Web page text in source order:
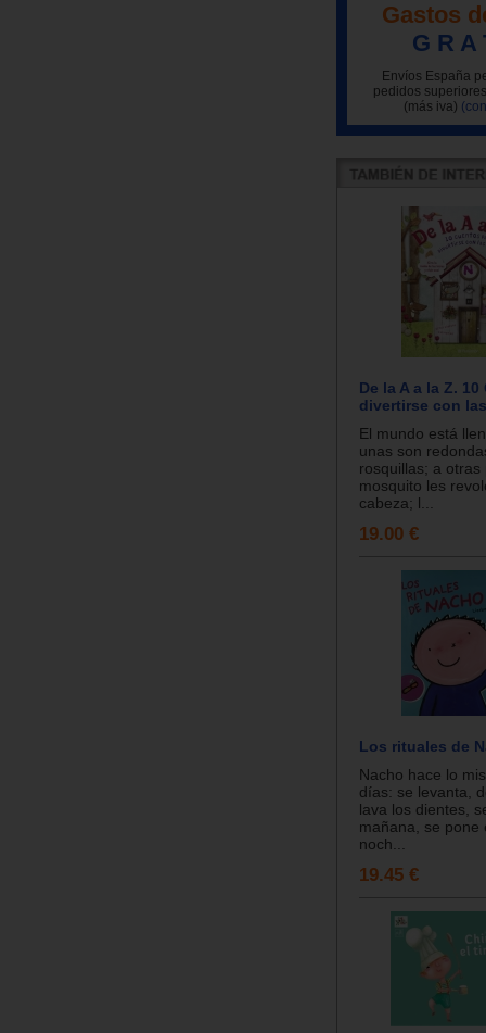
Gastos
G R A
Envíos España
pedidos
(más iva)
De la A a la Z.
divertirse con
El mundo está
unas son
rosquillas; a
mosquito les
cabeza; l...
19.00 €
Los rituales de
Nacho hace lo
días: se levanta,
lava los dientes,
mañana, se pone
noch...
19.45 €